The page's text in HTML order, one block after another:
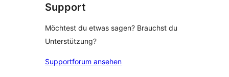
Support
Möchtest du etwas sagen? Brauchst du
Unterstützung?
Supportforum ansehen